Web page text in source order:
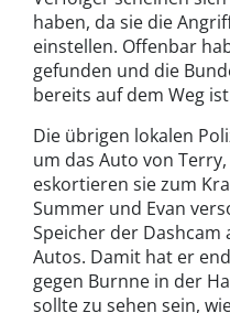
haben, da sie die
einstellen. Offenbar
gefunden und die
bereits auf dem Weg
Die übrigen lokalen
um das Auto von
eskortieren sie zum
Summer und Evan
Speicher der
Autos. Damit hat er
gegen Burnne in der
sollte zu sehen sein,